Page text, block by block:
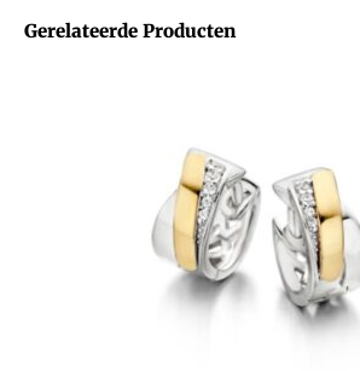
Gerelateerde Producten